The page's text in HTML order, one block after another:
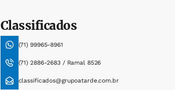
Classificados
(71) 99965-8961
(71) 2886-2683 / Ramal 8526
classificados@grupoatarde.com.br